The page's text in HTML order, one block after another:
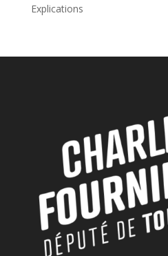
Explications